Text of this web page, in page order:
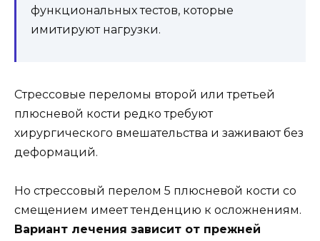
функциональных тестов, которые
имитируют нагрузки.
Стрессовые переломы второй или третьей
плюсневой кости редко требуют
хирургического вмешательства и заживают без
деформаций.
Но стрессовый перелом 5 плюсневой кости со
смещением имеет тенденцию к осложнениям.
Вариант лечения зависит от прежней